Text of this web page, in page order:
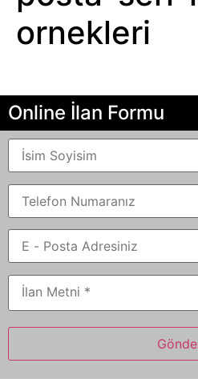
ornekleri
Online İlan Formu